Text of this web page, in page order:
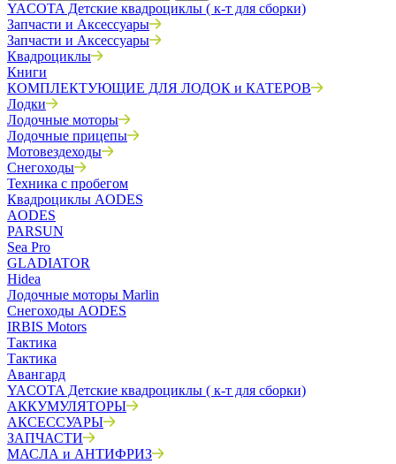
YACOTA Детские квадроциклы ( к-т для сборки)
Запчасти и Аксессуары
Запчасти и Аксессуары
Квадроциклы
Книги
КОМПЛЕКТУЮЩИЕ ДЛЯ ЛОДОК и КАТЕРОВ
Лодки
Лодочные моторы
Лодочные прицепы
Мотовездеходы
Снегоходы
Техника с пробегом
Квадроциклы AODES
AODES
PARSUN
Sea Pro
GLADIATOR
Hidea
Лодочные моторы Marlin
Снегоходы AODES
IRBIS Motors
Тактика
Тактика
Авангард
YACOTA Детские квадроциклы ( к-т для сборки)
АККУМУЛЯТОРЫ
АКСЕССУАРЫ
ЗАПЧАСТИ
МАСЛА и АНТИФРИЗ